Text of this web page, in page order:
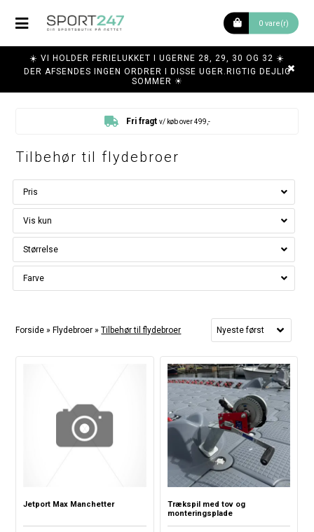
0 vare(r)
☀️ VI HOLDER FERIELUKKET I UGERNE 28, 29, 30 OG 32 ☀️
DER AFSENDES INGEN ORDRER I DISSE UGER.RIGTIG DEJLIG
SOMMER ☀
Fragt fra 35,-
Tilbehør til flydebroer
Pris
Vis kun
Størrelse
Farve
Forside » Flydebroer »Tilbehør til flydebroer
Jetport Max Manchetter
Trækspil med tov og
monteringsplade